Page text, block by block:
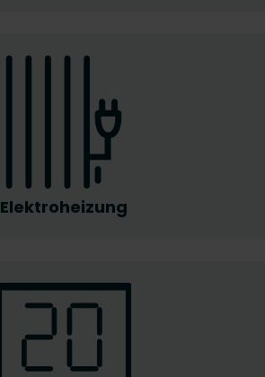
Elektroheizung